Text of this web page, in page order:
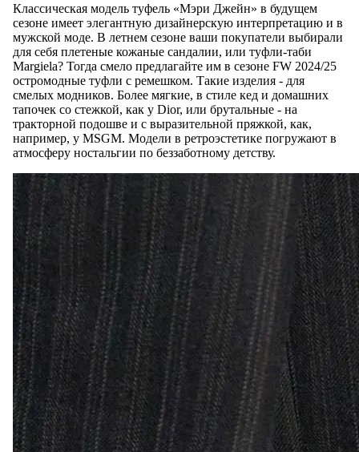
Классическая модель туфель «Мэри Джейн» в будущем
сезоне имеет элегантную дизайнерскую интерпретацию и в
мужской моде. В летнем сезоне ваши покупатели выбирали
для себя плетеные кожаные сандалии, или туфли-таби
Margiela? Тогда смело предлагайте им в сезоне FW 2024/25
остромодные туфли с ремешком. Такие изделия - для
смелых модников. Более мягкие, в стиле кед и домашних
тапочек со стежкой, как у Dior, или брутальные - на
тракторной подошве и с выразительной пряжкой, как,
например, у MSGM. Модели в ретроэстетике погружают в
атмосферу ностальгии по беззаботному детству.